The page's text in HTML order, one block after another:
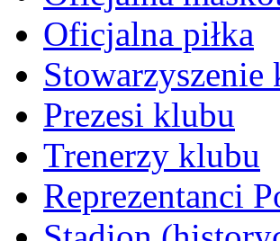
Oficjalna piłka
Prezesi klubu
Trenerzy klubu
Reprezentanci